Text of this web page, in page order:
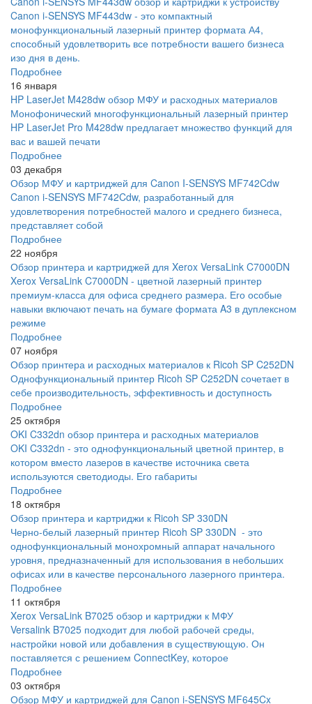
Canon i-SENSYS MF443dw - это компактный
монофункциональный лазерный принтер формата А4,
способный удовлетворить все потребности вашего бизнеса
изо дня в день.
Подробнее
16 января
HP LaserJet M428dw обзор МФУ и расходных материалов
Монофонический многофункциональный лазерный принтер
HP LaserJet Pro M428dw предлагает множество функций для
вас и вашей печати
Подробнее
03 декабря
Обзор МФУ и картриджей для Canon I-SENSYS MF742Cdw
Canon i-SENSYS MF742Cdw, разработанный для
удовлетворения потребностей малого и среднего бизнеса,
представляет собой
Подробнее
22 ноября
Обзор принтера и картриджей для Xerox VersaLink C7000DN
Xerox VersaLink C7000DN - цветной лазерный принтер
премиум-класса для офиса среднего размера. Его особые
навыки включают печать на бумаге формата A3 в дуплексном
режиме
Подробнее
07 ноября
Обзор принтера и расходных материалов к Ricoh SP C252DN
Однофункциональный принтер Ricoh SP C252DN сочетает в
себе производительность, эффективность и доступность
Подробнее
25 октября
OKI C332dn обзор принтера и расходных материалов
OKI C332dn - это однофункциональный цветной принтер, в
котором вместо лазеров в качестве источника света
используются светодиоды. Его габариты
Подробнее
18 октября
Обзор принтера и картриджи к Ricoh SP 330DN
Черно-белый лазерный принтер Ricoh SP 330DN - это
однофункциональный монохромный аппарат начального
уровня, предназначенный для использования в небольших
офисах или в качестве персонального лазерного принтера.
Подробнее
11 октября
Xerox VersaLink B7025 обзор и картриджи к МФУ
Versalink B7025 подходит для любой рабочей среды,
настройки новой или добавления в существующую. Он
поставляется с решением ConnectKey, которое
Подробнее
03 октября
Обзор МФУ и картриджей для Canon i-SENSYS MF645Cx